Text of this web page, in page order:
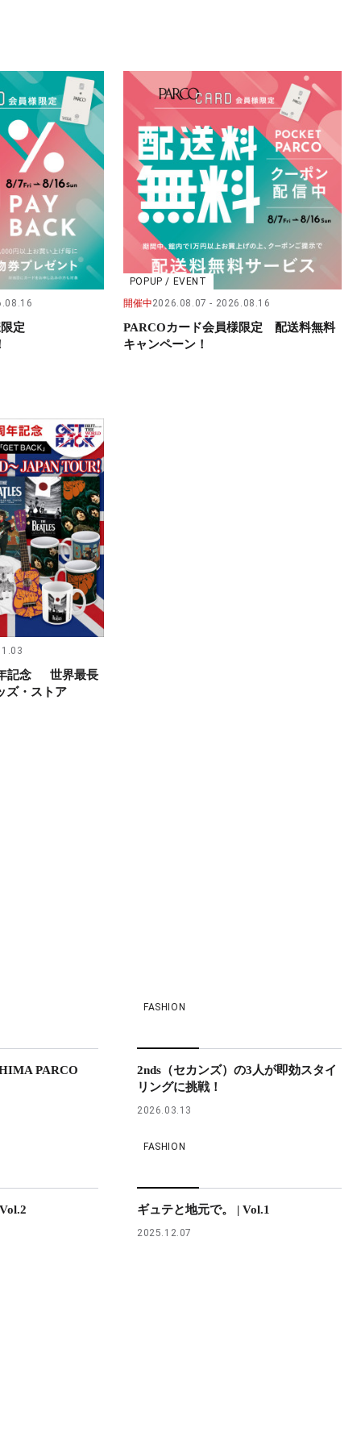
限定
POPUP / EVENT
開催中2026.08.07 2026.08.16
PARCOカード会員様限定 配送料無料
キャンペーン！
記念 世界最長
ズ・ストア
PARCO
FASHION
2nds（セカンズ）の3人が即効スタイ
リングに挑戦！
2026.03.13
FASHION
ギュテと地元で。 | Vol.1
2025.12.07